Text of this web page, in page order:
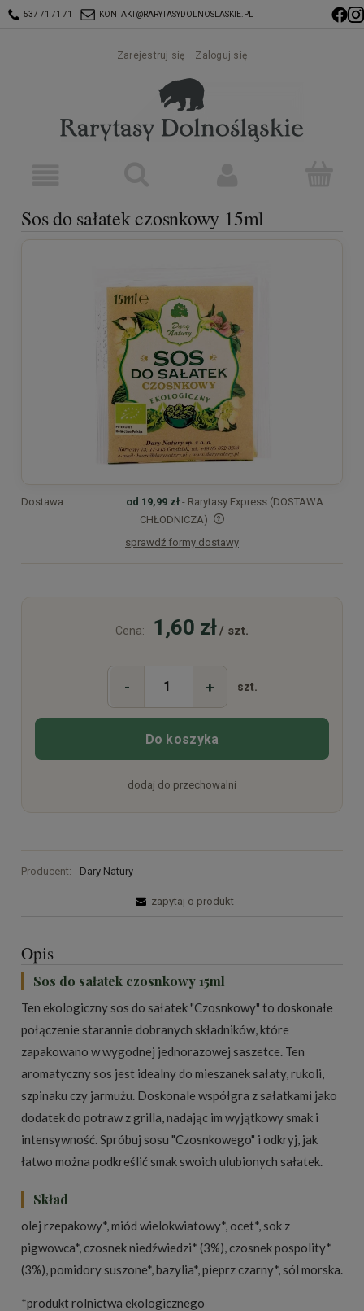
537 71 71 71 KONTAKT@RARYTASYDOLNOSLASKIE.PL
Zarejestruj się Zaloguj się
Sos do sałatek czosnkowy 15ml
Dostawa: od 19,99 zł - Rarytasy Express (DOSTAWA
CHŁODNICZA)
Cena nie zawiera ewentualnych kosztów płatności
sprawdź formy dostawy
Cena: 1,60 zł/ szt.
- + szt.
Do koszyka
dodaj do przechowalni
Producent: Dary Natury
zapytaj o produkt
Opis
Sos do sałatek czosnkowy 15ml
Ten ekologiczny sos do sałatek "Czosnkowy" to doskonałe
połączenie starannie dobranych składników, które
zapakowano w wygodnej jednorazowej saszetce. Ten
aromatyczny sos jest idealny do mieszanek sałaty, rukoli,
szpinaku czy jarmużu. Doskonale współgra z sałatkami jako
dodatek do potraw z grilla, nadając im wyjątkowy smak i
intensywność. Spróbuj sosu "Czosnkowego" i odkryj, jak
łatwo można podkreślić smak swoich ulubionych sałatek.
Skład
olej rzepakowy*, miód wielokwiatowy*, ocet*, sok z
pigwowca*, czosnek niedźwiedzi* (3%), czosnek pospolity*
(3%), pomidory suszone*, bazylia*, pieprz czarny*, sól morska.
*produkt rolnictwa ekologicznego